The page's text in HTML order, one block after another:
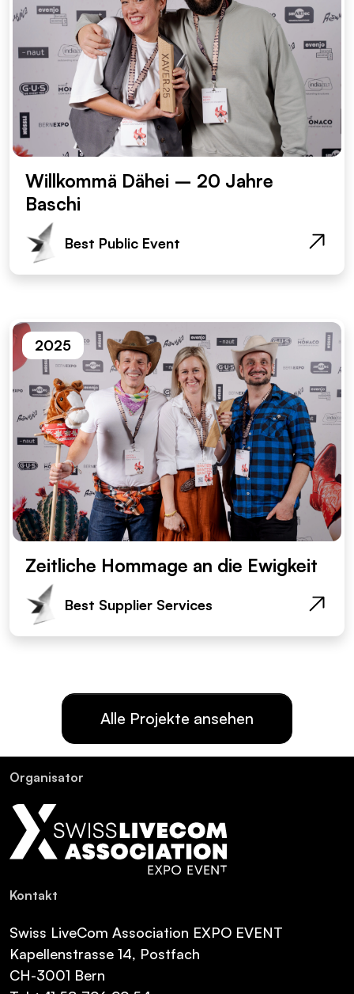
Willkommä Dähei – 20 Jahre
Baschi
Best Public Event
2025
Zeitliche Hommage an die Ewigkeit
Best Supplier Services
Alle Projekte ansehen
Or­ga­ni­sa­tor
Kon­takt
Swiss LiveCom Association EXPO EVENT
Kapellenstrasse 14, Postfach
CH-3001 Bern